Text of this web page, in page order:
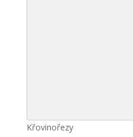
Křovinořezy